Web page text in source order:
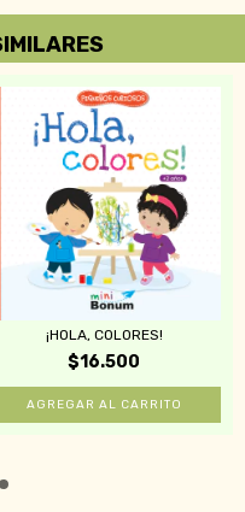
¡HOLA, COLORES!
$16.500